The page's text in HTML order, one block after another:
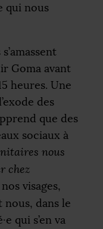
qui nous
Goma avant
heures. Une
des
que des
sociaux à
nous
chez
visages,
nous, dans le
·e qui s’en va